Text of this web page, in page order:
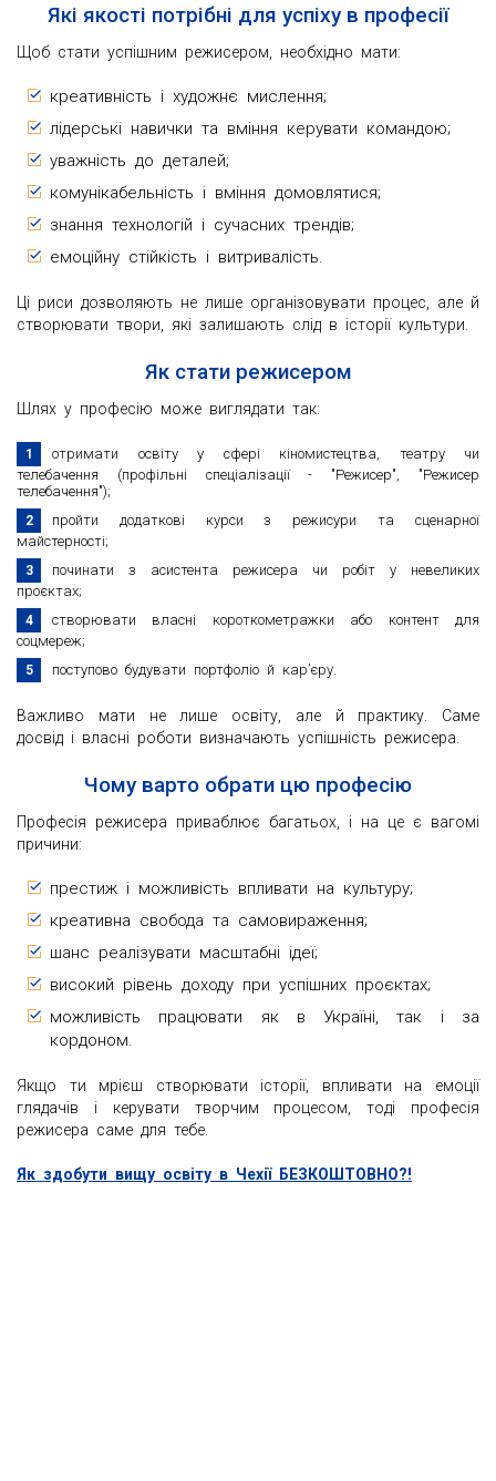
Які якості потрібні для успіху в професії
Щоб стати успішним режисером, необхідно мати:
креативність і художнє мислення;
лідерські навички та вміння керувати командою;
уважність до деталей;
комунікабельність і вміння домовлятися;
знання технологій і сучасних трендів;
емоційну стійкість і витривалість.
Ці риси дозволяють не лише організовувати процес, але й
створювати твори, які залишають слід в історії культури.
Як стати режисером
Шлях у професію може виглядати так:
отримати освіту у сфері кіномистецтва, театру чи
телебачення (профільні спеціалізації - "Режисер", "Режисер
телебачення");
пройти додаткові курси з режисури та сценарної
майстерності;
починати з асистента режисера чи робіт у невеликих
проєктах;
створювати власні короткометражки або контент для
соцмереж;
поступово будувати портфоліо й кар’єру.
Важливо мати не лише освіту, але й практику. Саме
досвід і власні роботи визначають успішність режисера.
Чому варто обрати цю професію
Професія режисера приваблює багатьох, і на це є вагомі
причини:
престиж і можливість впливати на культуру;
креативна свобода та самовираження;
шанс реалізувати масштабні ідеї;
високий рівень доходу при успішних проєктах;
можливість працювати як в Україні, так і за
кордоном.
Якщо ти мрієш створювати історії, впливати на емоції
глядачів і керувати творчим процесом, тоді професія
режисера саме для тебе.
Як здобути вищу освіту в Чехії БЕЗКОШТОВНО?!